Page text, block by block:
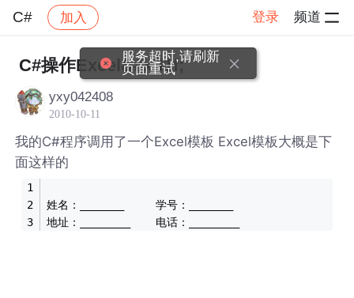
C# 加入 登录 频道
社区 C# 帖子详情
C#操作Excel&#xff1f;
yxy042408
2010-10-11
我的C#程序调用了一个Excel模板 Excel模板大概是下
面这样的
姓名：_______     学号：_______
地址：________    电话：________
服务超时,请刷新
页面重试